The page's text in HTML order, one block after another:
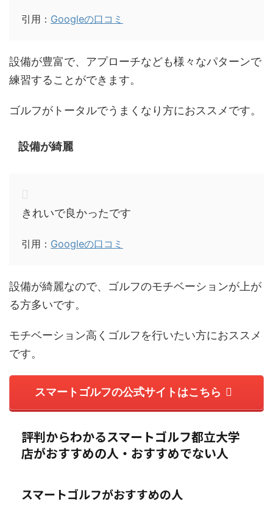
引用： Googleの口コミ
設備が豊富で、アプローチなども様々なパターンで
練習することができます。
ゴルフがトータルでうまくなり方におススメです。
設備が綺麗
きれいで良かったです
引用： Googleの口コミ
設備が綺麗なので、ゴルフのモチベーションが上が
る方多いです。
モチベーション高くゴルフを行いたい方におススメ
です。
スマートゴルフの公式サイトはこちら
評判からわかるスマートゴルフ都立大学
店がおすすめの人・おすすめでない人
スマートゴルフがおすすめの人